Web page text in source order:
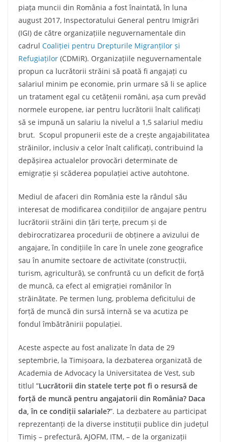
piața muncii din România a fost înaintată, în luna
august 2017, Inspectoratului General pentru Imigrări
(IGI) de către organizațiile neguvernamentale din
cadrul Coaliției pentru Drepturile Migranților și
Refugiaților (CDMiR). Organizațiile neguvernamentale
propun ca lucrătorii străini să poată fi angajați cu
salariul minim pe economie, prin urmare să li se aplice
un tratament egal cu cetățenii români, așa cum prevăd
normele europene, iar pentru lucrătorii înalt calificați
să se impună un salariu la nivelul a 1,5 salariul mediu
brut. Scopul propunerii este de a crește angajabilitatea
străinilor, inclusiv a celor înalt calificați, contribuind la
depășirea actualelor provocări determinate de
emigrație și scăderea populației active autohtone.
Mediul de afaceri din România este la rândul său
interesat de modificarea condițiilor de angajare pentru
lucrătorii străini din țări terțe, precum și de
debirocratizarea procedurii de obținere a avizului de
angajare, în condițiile în care în unele zone geografice
sau în anumite sectoare de activitate (construcții,
turism, agricultură), se confruntă cu un deficit de forță
de muncă, ca efect al emigrației românilor în
străinătate. Pe termen lung, problema deficitului de
forță de muncă din sursă internă se va acutiza pe
fondul îmbătrânirii populației.
Aceste aspecte au fost analizate în data de 29
septembrie, la Timișoara, la dezbaterea organizată de
Academia de Advocacy la Universitatea de Vest, sub
titlul ”Lucrătorii din statele terțe pot fi o resursă de
forță de muncă pentru angajatorii din România? Daca
da, în ce condiții salariale?”. La dezbatere au participat
reprezentanți de la diverse instituții publice din județul
Timiș – prefectură, AJOFM, ITM, – de la organizații